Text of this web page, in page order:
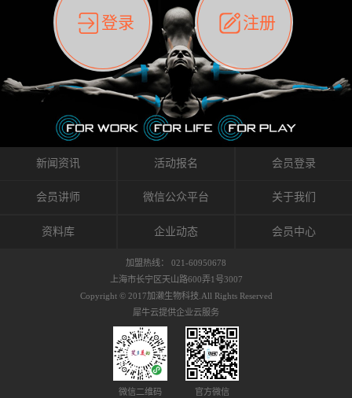
它都很坚强的贴着，没有出现过任何瘙痒的迹
象。不同的条件下，同一个身体，不同的部位
皮肤的敏感度也有不同。因此我们KINESIO要做
的，是在研发生产过程中竭尽全力的降低致敏
性，减少贴布本身带来的致敏率。那到底是什
么原因引起的过敏瘙痒呢？我整理了以下内容
仅供大家参考，希望能给予大家帮助。首先我
们分析解剖下过敏的原因，然后简说一下
KINESIO贴布贴扎后预防应对。我把导致过敏的
原因，简单分为外因和内因。外因1，贴布贴布
括：1）面料的伸展率、回缩率、纤维的刺激
能会给皮肤带来过度的刺激，从而引起过敏瘙
了适合居住的环境。 在现代医学上，这种细胞
因子是一种酶的观点往往被否定，但在体内有
有毒细菌和无毒细菌，它们起着保持身体平衡
的作用。 Kinesio肌内效贴不像药物那样在短时
间内表现出症状，而是通过花费时间创造一个
对身体没有伤害（副作用等）的环境来减轻症
状。 但是，由于营养、精神、运动的平衡被破
坏，各种细胞就会发生病态变化。 在一定的状
态下，细胞因子会自动捕捉异常，并在细胞之
间传递适当的修复信息。可以收集各自所需的
因子级联；细胞因子的连锁反应）。 如果这种
者甚至提供不需要的物质。 因此，身体所需的
自然愈合能力不仅不能发挥作用，反而会造成
恶化的环境。Kinesio肌内效贴的作用，就是解
决这些问题。 KinesioTaping ® （Kinesio贴扎
疗法）的概念是空（空间），动（流动），冷
（抑制热的上升），为了实现这些，贴布的质
作出来。 特别地，Kinesio Medical
Tappling®（Kinesio医疗贴扎）通过从皮肤表面
长时间给予适...
筋膜，对关节进行非常轻柔的刺激，增加患部
的治疗区域。 snowflake“雪花”贴布不会妨碍皮
肤上下左右运动，有效的辅助修复关节周围组
织的筋膜。它可以作用于关节或肌肉表面，释
放压力，刺激深层筋膜。“雪花”贴扎疗法是一
种可以改变肌肉、筋膜和间质液之间自然流动
关系的方法。 间质液间质被称为人体的新器
官。研究人员认为，整个身体的网络是由坚韧
且柔软的蛋白质结构所支撑的相互连接的充满
流体的空间构成的。如果作为脏器，这是人体
最大的脏器，约占体重的20%（相比之下，皮
内流通，有助于细胞的再生和恢复。“1”“雪花”
周围进行轻柔的刺激，改善受影响的关节和肌
到辅助修复损伤组织的作用。对组织的营养供
膜，韧带和关节周围皮下组织的关节囊。 流
体力学理论加濑博士-Kinesio肌内效贴布的发明
人流体力学理论是以对日常生活产生反复影响
的纤细筋膜的性质为焦点。 筋膜容易受到外部
登录 注册
新闻资讯 活动报名 会员登录
会员讲师 微信公众平台 关于我们
资料库 企业动态 会员中心
加盟热线： 021-60950678
上海市长宁区天山路600弄1号3007
Copyright © 2017加濑生物科技.All Rights Reserved
犀牛云提供企业云服务
微信二维码 官方微信